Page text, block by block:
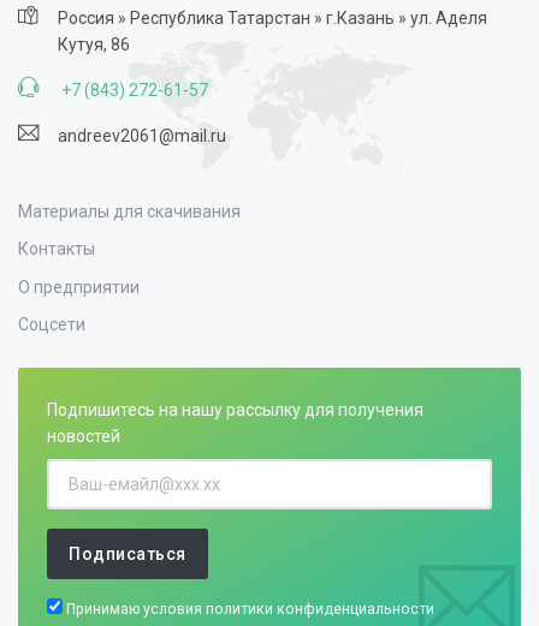
Россия » Республика Татарстан » г.Казань » ул. Аделя
Кутуя, 86
+7 (843) 272-61-57
andreev2061@mail.ru
Материалы для скачивания
Контакты
О предприятии
Соцсети
Подпишитесь на нашу рассылку для получения
новостей
Подписаться
Принимаю условия политики конфиденциальности